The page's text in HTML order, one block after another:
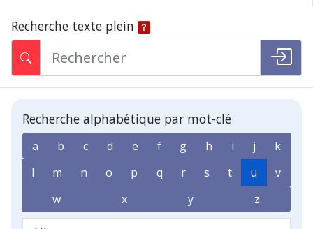
Recherche texte plein
Recherche alphabétique par mot-clé
a b c d e f g h i j
k
l
m n o p q r s t u
v
w
x y z